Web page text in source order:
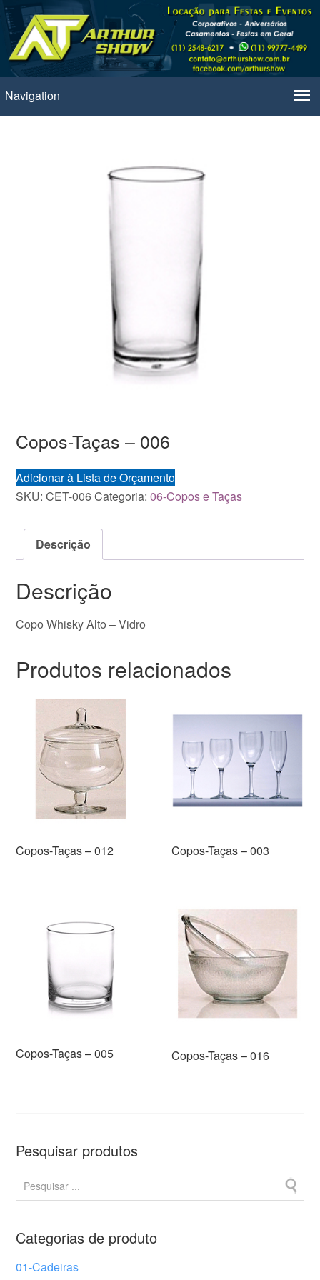
Copos-Taças – 006
Adicionar à Lista de Orçamento
SKU:CET-006Categoria:06-Copos e Taças
Descrição
Descrição
Copo Whisky Alto – Vidro
Produtos relacionados
Copos-Taças – 012 Copos-Taças – 003
Copos-Taças – 005 Copos-Taças – 016
Pesquisar produtos
Categorias de produto
01-Cadeiras